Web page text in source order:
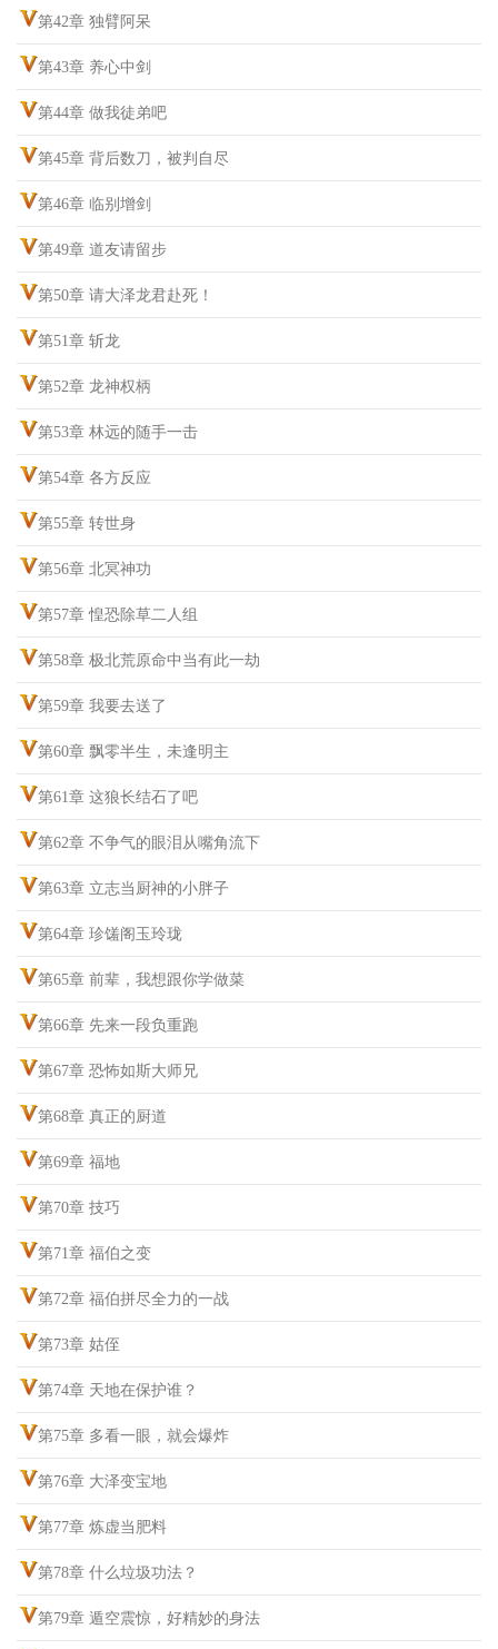
第42章 独臂阿呆
第43章 养心中剑
第44章 做我徒弟吧
第45章 背后数刀，被判自尽
第46章 临别增剑
第49章 道友请留步
第50章 请大泽龙君赴死！
第51章 斩龙
第52章 龙神权柄
第53章 林远的随手一击
第54章 各方反应
第55章 转世身
第56章 北冥神功
第57章 惶恐除草二人组
第58章 极北荒原命中当有此一劫
第59章 我要去送了
第60章 飘零半生，未逢明主
第61章 这狼长结石了吧
第62章 不争气的眼泪从嘴角流下
第63章 立志当厨神的小胖子
第64章 珍馐阁玉玲珑
第65章 前辈，我想跟你学做菜
第66章 先来一段负重跑
第67章 恐怖如斯大师兄
第68章 真正的厨道
第69章 福地
第70章 技巧
第71章 福伯之变
第72章 福伯拼尽全力的一战
第73章 姑侄
第74章 天地在保护谁？
第75章 多看一眼，就会爆炸
第76章 大泽变宝地
第77章 炼虚当肥料
第78章 什么垃圾功法？
第79章 遁空震惊，好精妙的身法